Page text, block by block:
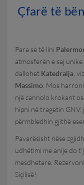
Çfarë të
Para se të lini
atmosferën e saj
dallohet Katedralja ,
Massimo . Mos
një cannolo krokant
hipni në tragetin GNV;
përmbledhin gjithë
Pavarësisht nëse
udhëtimi me anije do
mesdhetare.
Siçilisë!